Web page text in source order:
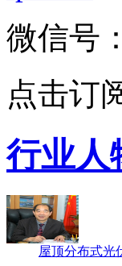
点击订阅
行业人
屋顶分布式光
王传福：坚信